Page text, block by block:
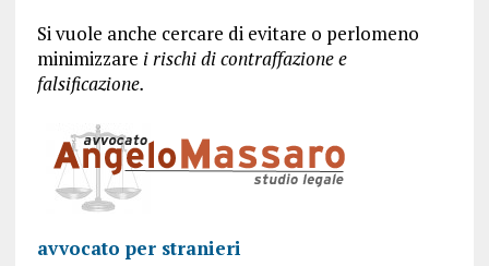
Si vuole anche cercare di evitare o perlomeno
minimizzare i rischi di contraffazione e
falsificazione.
avvocato per stranieri